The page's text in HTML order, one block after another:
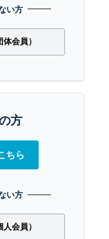
い方
会員）
方
ちら
い方
会員）